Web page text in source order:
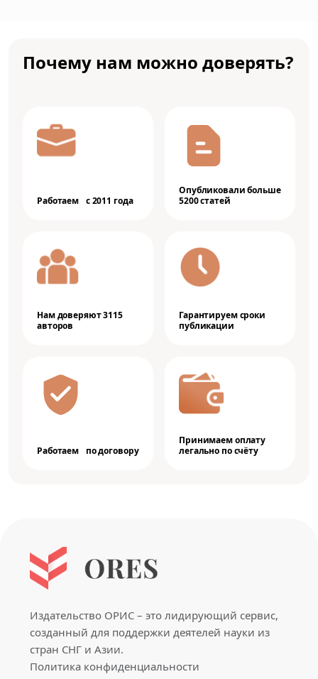
Почему нам можно доверять?
Работаем с 2011 года
Опубликовали больше
5200 статей
Нам доверяют 3115
авторов
Гарантируем сроки
публикации
Работаем по договору
Принимаем оплату
легально по счёту
Издательство ОРИС – это лидирующий сервис,
созданный для поддержки деятелей науки из
стран СНГ и Азии.
Политика конфиденциальности